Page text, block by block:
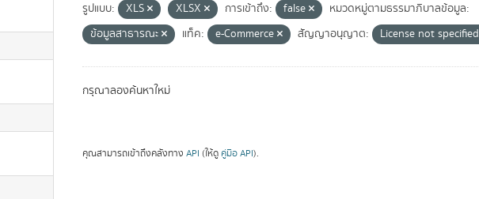
รูปแบบ: XLS XLSX การเข้าถึง: false
หมวดหมู่ตามธรรมาภิบาลข้อมูล:
ข้อมูลสาธารณะ
แท็ค: e-Commerce สัญญาอนุญาต: License not specified
กรุณาลองค้นหาใหม่
คุณสามารถเข้าถึงคลังทาง API (ให้ดู คู่มือ API).